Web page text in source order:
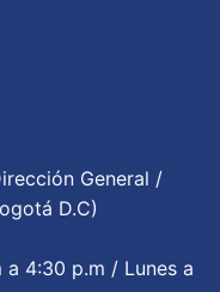
General /
D.C)
4:30 p.m / Lunes a